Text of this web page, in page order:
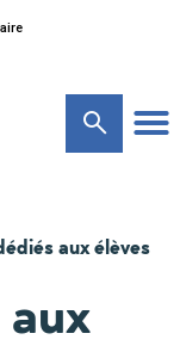
aux élèves